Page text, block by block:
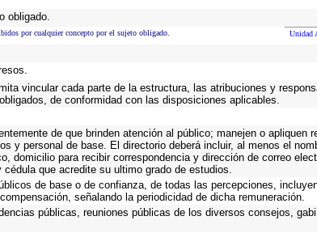
obligado.
por cualquier concepto por el sujeto obligado. Unidad
vincular cada parte de la estructura, las atribuciones y
de conformidad con las disposiciones aplicables.
de que brinden atención al público; manejen o apliquen
y personal de base. El directorio deberá incluir, al menos el
domicilio para recibir correspondencia y dirección de correo
que acredite su ultimo grado de estudios.
de base o de confianza, de todas las percepciones,
señalando la periodicidad de dicha remuneración.
públicas, reuniones públicas de los diversos consejos,